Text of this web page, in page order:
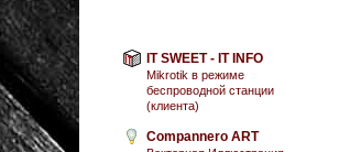
IT SWEET - IT INFO
Mikrotik в режиме
беспроводной станции
(клиента)
Compannero ART